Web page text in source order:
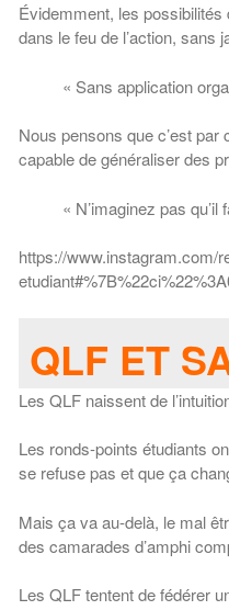
Évidemment, les
dans le feu de l’action, sans
« Sans application
Nous pensons que c’est
capable de généraliser des
« N’imaginez pas
https://www.instagram.com/
QLF ET
Les QLF naissent de
Les ronds-points étudiants
se refuse pas et que ça
Mais ça va au-delà, le mal
des camarades d’amphi
Les QLF tentent de fédérer